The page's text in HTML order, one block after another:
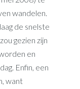
wandelen.
de snelste
gezien zijn
en
Enfin, een
want